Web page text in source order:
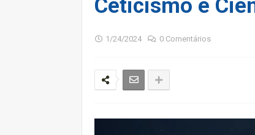
Ceticismo e
1/24/2024 0 Comentários